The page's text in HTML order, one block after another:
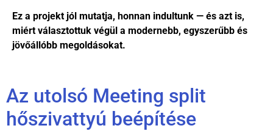
Ez a projekt jól mutatja, honnan indultunk — és azt is,
miért választottuk végül a modernebb, egyszerűbb és
jövőállóbb megoldásokat.
Az utolsó Meeting split
hőszivattyú beépítése